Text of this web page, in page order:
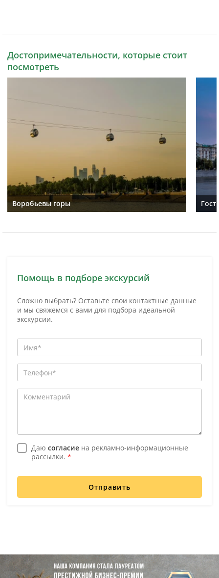
Достопримечательности, которые стоит
посмотреть
Воробьевы горы
Помощь в подборе экскурсий
Сложно выбрать? Оставьте свои контактные данные
и мы свяжемся с вами для подбора идеальной
экскурсии.
Даю согласие на рекламно-информационные
рассылки. *
Отправить